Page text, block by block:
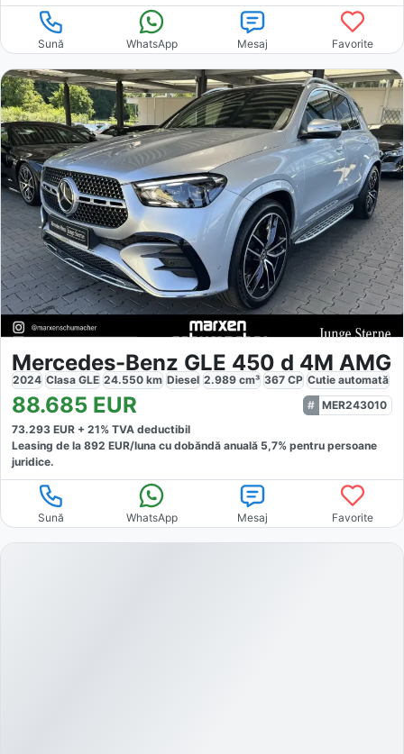
Sună WhatsApp Mesaj Favorite
Mercedes-Benz GLE 450 d 4M AMG
2024 Clasa GLE 24.550 km Diesel 2.989 cm³ 367 CP Cutie automată
88.685 EUR
MER243010
73.293 EUR + 21% TVA deductibil
Leasing de la 892 EUR/luna cu dobăndă anuală 5,7% pentru persoane
juridice.
Sună WhatsApp Mesaj Favorite